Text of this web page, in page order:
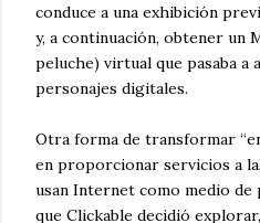
conduce a una exhibición
y, a continuación, obtener un
peluche) virtual que pasaba a
personajes digitales.
Otra forma de transformar
en proporcionar servicios a
usan Internet como medio de
que Clickable decidió